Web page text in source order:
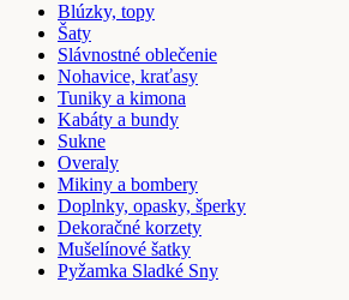
Blúzky, topy
Šaty
Slávnostné oblečenie
Nohavice, kraťasy
Tuniky a kimona
Kabáty a bundy
Sukne
Overaly
Mikiny a bombery
Doplnky, opasky, šperky
Dekoračné korzety
Mušelínové šatky
Pyžamka Sladké Sny